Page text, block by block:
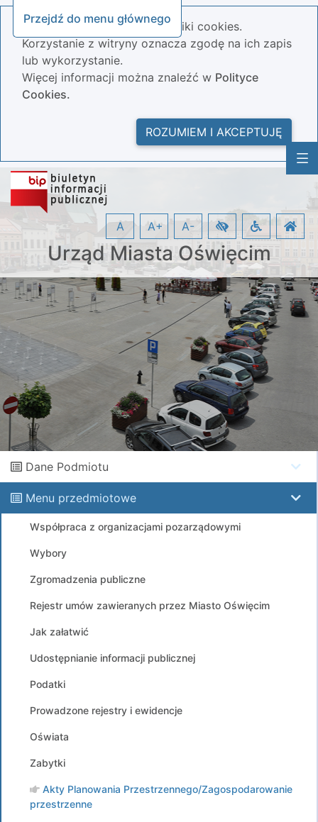
Przejdź do menu głównego
Nasza strona wykorzystuje pliki cookies.
Korzystanie z witryny oznacza zgodę na ich zapis
lub wykorzystanie.
Więcej informacji można znaleźć w Polityce
Cookies.
ROZUMIEM I AKCEPTUJĘ
Urząd Miasta Oświęcim
A A+ A-
Dane Podmiotu
Menu przedmiotowe
Współpraca z organizacjami pozarządowymi
Wybory
Zgromadzenia publiczne
Rejestr umów zawieranych przez Miasto Oświęcim
Jak załatwić
Udostępnianie informacji publicznej
Podatki
Prowadzone rejestry i ewidencje
Oświata
Zabytki
Akty Planowania Przestrzennego/Zagospodarowanie
przestrzenne